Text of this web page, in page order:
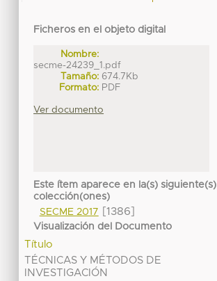
Ficheros en el objeto digital
Nombre:
secme-24239_1.pdf
Tamaño: 674.7Kb
Formato: PDF
Ver documento
Este ítem aparece en la(s) siguiente(s)
colección(ones)
SECME 2017
[1386]
Visualización del Documento
Título
TÉCNICAS Y MÉTODOS DE
INVESTIGACIÓN